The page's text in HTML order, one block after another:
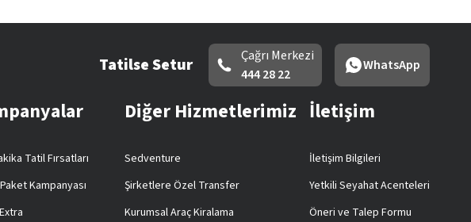
Tatilse Setur
Çağrı Merkezi
444 28 22
WhatsApp
Tatil Fırsatları
Paket Kampanyası
Diğer Hizmetlerimiz
Sedventure
Şirketlere Özel Transfer
Kurumsal Araç Kiralama
İletişim
İletişim Bilgileri
Yetkili Seyahat Acenteleri
Öneri ve Talep Formu